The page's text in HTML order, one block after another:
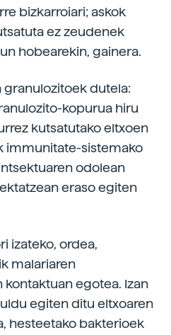
bizkarroiari; askok
ez zeudenek
hobearekin, gainera.
dutela:
kopurua hiru
kutsatutako eltxoen
immunitate-sistemako
odolean
eraso egiten
izateko, ordea,
malariaren
egotea. Izan
egiten ditu eltxoaren
hesteetako bakterioek